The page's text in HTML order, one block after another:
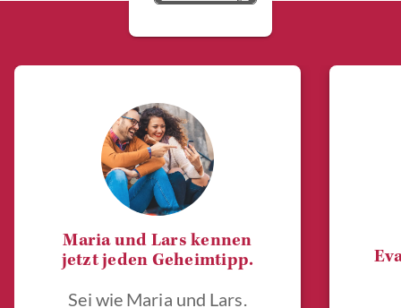
Maria und Lars kennen
jetzt jeden Geheimtipp.
Sei wie Maria und Lars.